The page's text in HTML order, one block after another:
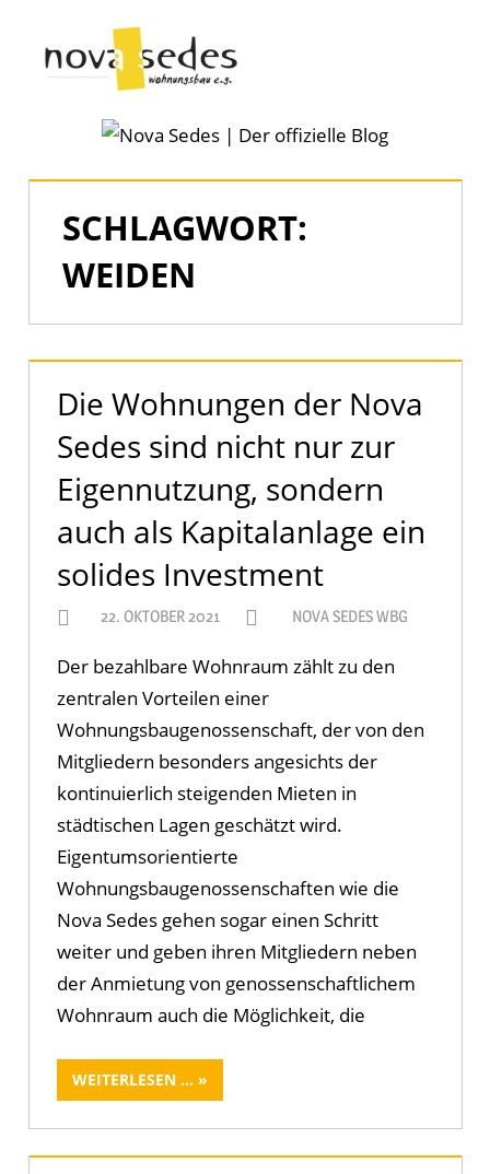
Inhalt
springen
Nova
|
Der
offizielle
Blog
SCHLAGWORT:
WEIDEN
Die Wohnungen der Nova
Sedes sind nicht nur zur
Eigennutzung, sondern
auch als Kapitalanlage ein
solides Investment
22. OKTOBER 2021 NOVA SEDES WBG
Der bezahlbare Wohnraum zählt zu den
zentralen Vorteilen einer
Wohnungsbaugenossenschaft, der von den
Mitgliedern besonders angesichts der
kontinuierlich steigenden Mieten in
städtischen Lagen geschätzt wird.
Eigentumsorientierte
Wohnungsbaugenossenschaften wie die
Nova Sedes gehen sogar einen Schritt
weiter und geben ihren Mitgliedern neben
der Anmietung von genossenschaftlichem
Wohnraum auch die Möglichkeit, die
WEITERLESEN ...